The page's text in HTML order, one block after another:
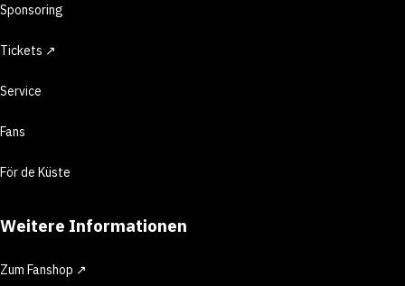
Sponsoring
Tickets ↗
Service
Fans
För de Küste
Weitere Informationen
Zum Fanshop ↗